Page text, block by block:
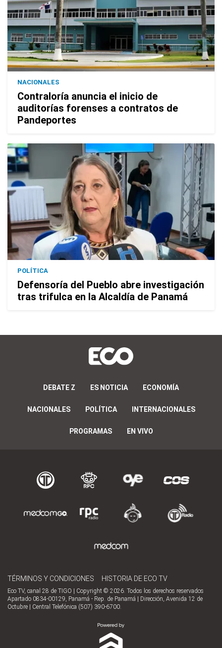
NACIONALES
Contraloría anuncia el inicio de
auditorías forenses a contratos de
Pandeportes
POLÍTICA
Defensoría del Pueblo abre investigación
tras trifulca en la Alcaldía de Panamá
DEBATE Z ES NOTICIA ECONOMÍA
NACIONALES POLÍTICA INTERNACIONALES
PROGRAMAS EN VIVO
TÉRMINOS Y CONDICIONES HISTORIA DE ECO TV
Eco TV, canal 28 de TIGO | Copyright © 2026. Todos los derechos reservados
Apartado 0834-00129, Panamá - Rep. de Panamá | Dirección, Avenida 12 de
Octubre | Central Telefónica (507) 390-6700.